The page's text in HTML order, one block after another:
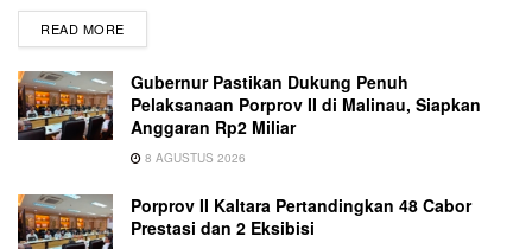
READ MORE
Gubernur Pastikan Dukung Penuh
Pelaksanaan Porprov II di Malinau, Siapkan
Anggaran Rp2 Miliar
8 AGUSTUS 2026
Porprov II Kaltara Pertandingkan 48 Cabor
Prestasi dan 2 Eksibisi